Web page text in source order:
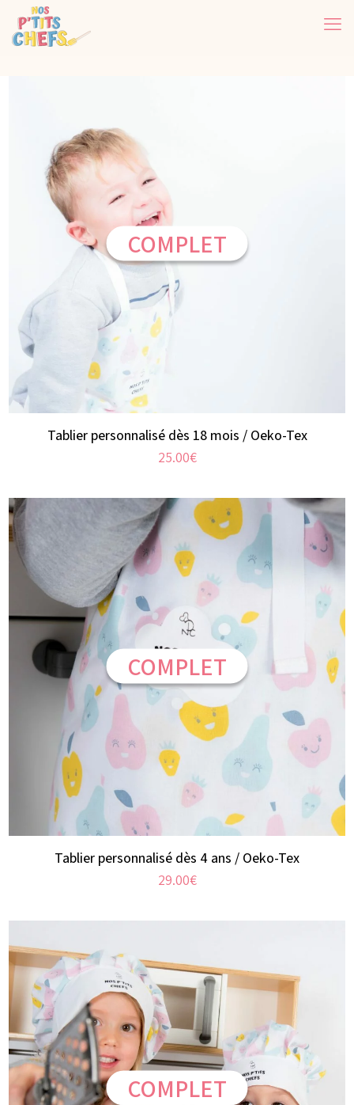
COMPLET
Tablier personnalisé dès 18 mois / Oeko-Tex
25.00€
COMPLET
Tablier personnalisé dès 4 ans / Oeko-Tex
29.00€
COMPLET